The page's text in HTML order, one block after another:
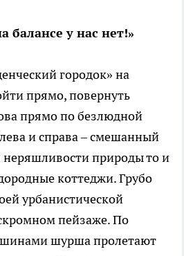
балансе у нас нет!»
городок» на
прямо, повернуть
прямо по безлюдной
и справа – смешанный
неряшливости природы то и
коттеджи. Грубо
урбанистической
пейзаже. По
шурша пролетают